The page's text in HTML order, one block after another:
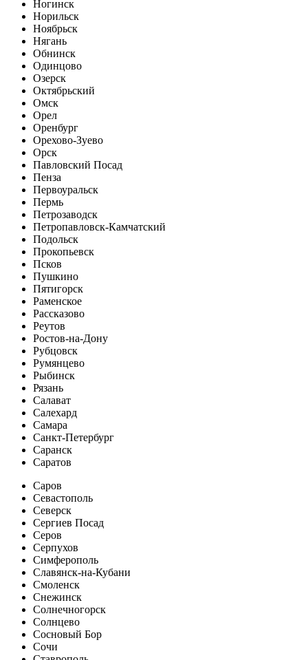
Ногинск
Норильск
Ноябрьск
Нягань
Обнинск
Одинцово
Озерск
Октябрьский
Омск
Орел
Оренбург
Орехово-Зуево
Орск
Павловский Посад
Пенза
Первоуральск
Пермь
Петрозаводск
Петропавловск-Камчатский
Подольск
Прокопьевск
Псков
Пушкино
Пятигорск
Раменское
Рассказово
Реутов
Ростов-на-Дону
Рубцовск
Румянцево
Рыбинск
Рязань
Салават
Салехард
Самара
Санкт-Петербург
Саранск
Саратов
Саров
Севастополь
Северск
Сергиев Посад
Серов
Серпухов
Симферополь
Славянск-на-Кубани
Смоленск
Снежинск
Солнечногорск
Солнцево
Сосновый Бор
Сочи